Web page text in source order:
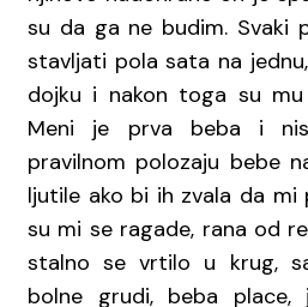
su da ga ne budim. Svaki
stavljati pola sata na
dojku i nakon toga su mu
Meni je prva beba i
pravilnom polozaju bebe
ljutile ako bi ih zvala da mi
su mi se ragade, rana od
stalno se vrtilo u krug,
bolne grudi, beba